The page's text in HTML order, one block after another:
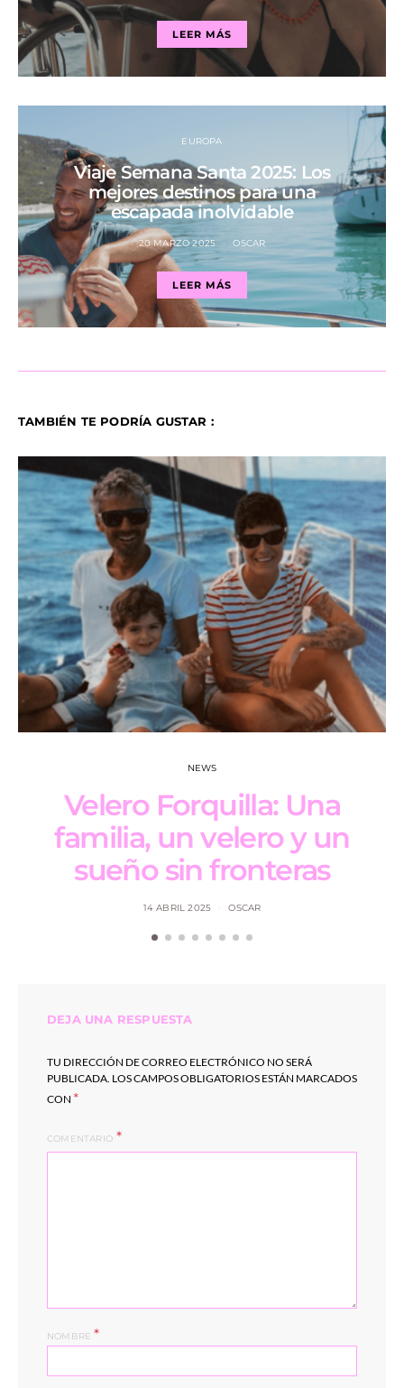
LEER MÁS
EUROPA
Viaje Semana Santa 2025: Los
mejores destinos para una
escapada inolvidable
20 MARZO 2025 OSCAR
LEER MÁS
TAMBIÉN TE PODRÍA GUSTAR :
NEWS
Velero Forquilla: Una
familia, un velero y un
sueño sin fronteras
14 ABRIL 2025 OSCAR
DEJA UNA RESPUESTA
TU DIRECCIÓN DE CORREO ELECTRÓNICO NO SERÁ
PUBLICADA. LOS CAMPOS OBLIGATORIOS ESTÁN MARCADOS
CON *
COMENTARIO
NOMBRE*